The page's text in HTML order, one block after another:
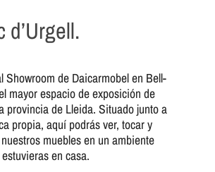
Showroom de Daicarmobel en Bell-
mayor espacio de exposición de
provincia de Lleida. Situado junto a
propia, aquí podrás ver, tocar y
muebles en un ambiente
en casa.